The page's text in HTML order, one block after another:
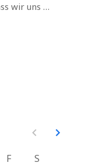
wir uns
bei einem
mir
gar nicht so
Deshalb
F
S